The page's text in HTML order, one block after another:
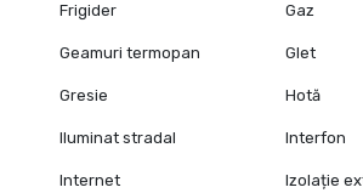
Frigider Gaz
Geamuri termopan Glet
Gresie Hotă
Iluminat stradal Interfon
Internet Izolație